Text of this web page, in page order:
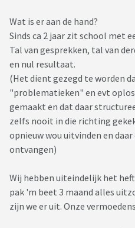
Wat is er aan de hand?
Sinds ca 2 jaar zit school met
Tal van gesprekken, tal van
en nul resultaat.
(Het dient gezegd te worden
"problematieken" en evt
gemaakt en dat daar
zelfs nooit in die richting
opnieuw wou uitvinden en
ontvangen)
Wij hebben uiteindelijk het
pak 'm beet 3 maand alles
zijn we er uit. Onze